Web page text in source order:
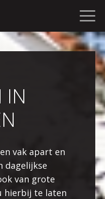
IN
vak apart en
dagelijkse
van grote
hierbij te laten